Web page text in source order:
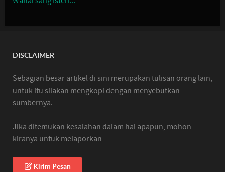
DISCLAIMER
Sebagian besar artikel di sini merupakan tulisan orang lain,
untuk itu silakan mengkopi dengan menyebutkan
sumbernya.
Jika ditemukan kesalahan dalam hal apapun, mohon
kiranya untuk melaporkan
Kirim Pesan